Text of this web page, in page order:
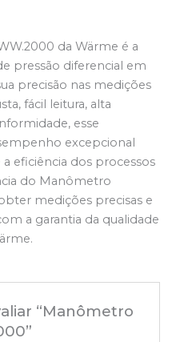
da Wärme é a
pressão diferencial em
precisão nas medições
fácil leitura, alta
esse
excepcional
eficiência dos processos
do Manômetro
medições precisas e
a garantia da qualidade
“Manômetro